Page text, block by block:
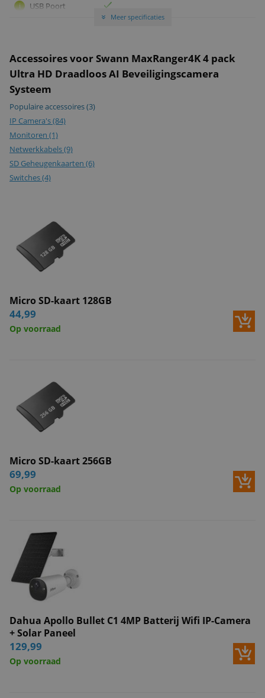
i USB Poort
i
ONVIF-
gecertificeerd
Merk
EAN
Downloads
Handleiding (PDF)
Quick Start Guide
(PDF)
» Meer specificaties
Accessoires voor Swann MaxRanger4K 4 pack
Ultra HD Draadloos AI Beveiligingscamera
Systeem
Populaire accessoires(3)
IP Camera's(84)
Monitoren (1)
Netwerkkabels(9)
SD Geheugenkaarten (6)
Switches(4)
Micro SD-kaart 128GB
44,99
Op voorraad
Micro SD-kaart 256GB
69,99
Op voorraad
Dahua Apollo Bullet C1 4MP Batterij Wifi IP-Camera
+ Solar Paneel
129,99
Op voorraad